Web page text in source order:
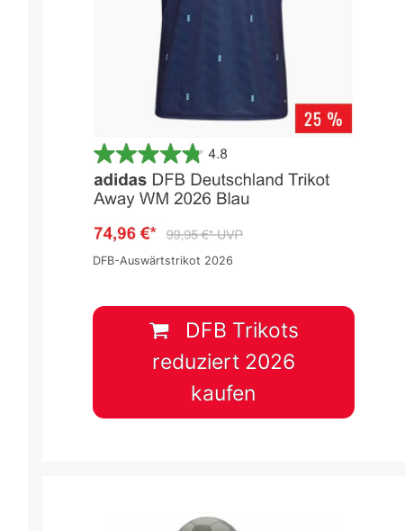
Premier League 2024/2025
Spieltag 10
1:0
2 Nov.
17:30
DFB-Auswärtstrikot 2026
DFB Trikots
reduziert 2026
kaufen